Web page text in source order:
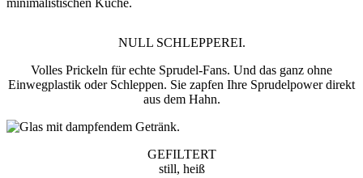
NULL SCHLEPPEREI.
Volles Prickeln für echte Sprudel-Fans. Und das ganz ohne
Einwegplastik oder Schleppen. Sie zapfen Ihre Sprudelpower direkt
aus dem Hahn.
GEFILTERT
still, heiß